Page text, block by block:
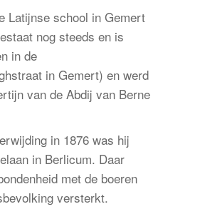
Latijnse school in Gemert
nog steeds en is
in de
in Gemert) en werd
van de Abdij van Berne
in 1876 was hij
in Berlicum. Daar
met de boeren
versterkt.